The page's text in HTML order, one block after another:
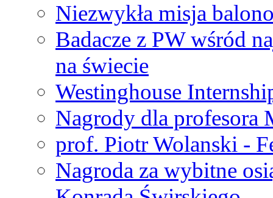
Niezwykła misja
Badacze z PW wśród
na świecie
Westinghouse
Nagrody dla profesora
prof. Piotr Wolanski -
Nagroda za wybitne